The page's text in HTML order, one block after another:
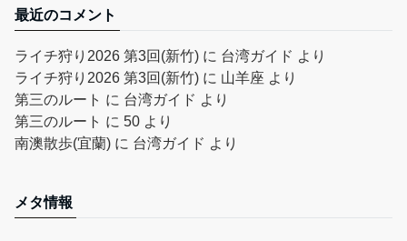
最近のコメント
ライチ狩り2026 第3回(新竹) に 台湾ガイド より
ライチ狩り2026 第3回(新竹) に 山羊座 より
第三のルート に 台湾ガイド より
第三のルート に 50 より
南澳散歩(宜蘭) に 台湾ガイド より
メタ情報